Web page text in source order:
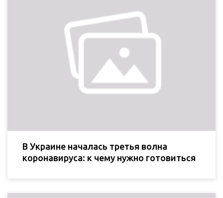
В Украине началась третья волна
коронавируса: к чему нужно готовиться